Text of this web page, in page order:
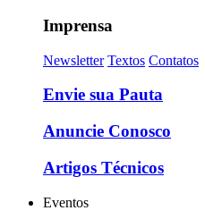
Imprensa
Newsletter Textos Contatos
Envie sua Pauta
Anuncie Conosco
Artigos Técnicos
Eventos